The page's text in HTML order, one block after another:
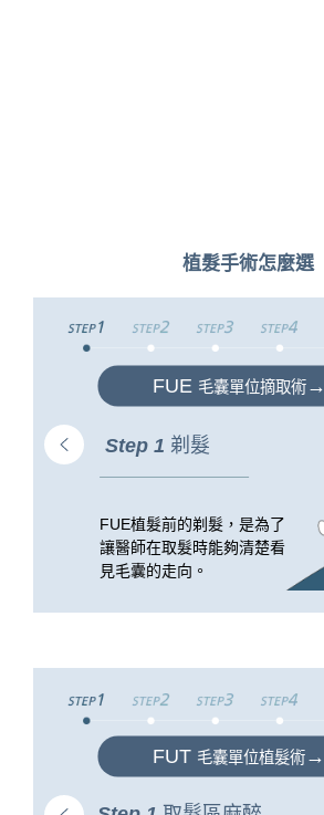
植髮手術怎麼選
FUE 毛囊單位摘取術→
Step 1 剃髮
FUE植髮前的剃髮，是為了
讓醫師在取髮時能夠清楚看
見毛囊的走向。
FUT 毛囊單位植髮術→